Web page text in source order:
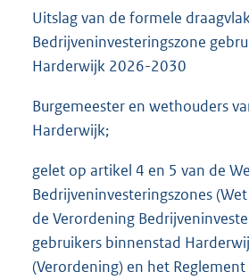
Uitslag van de formele
Bedrijveninvesteringszone
Harderwijk 2026-2030
Burgemeester en wethouders
Harderwijk;
gelet op artikel 4 en 5 van de
Bedrijveninvesteringszones
de Verordening
gebruikers binnenstad
(Verordening) en het